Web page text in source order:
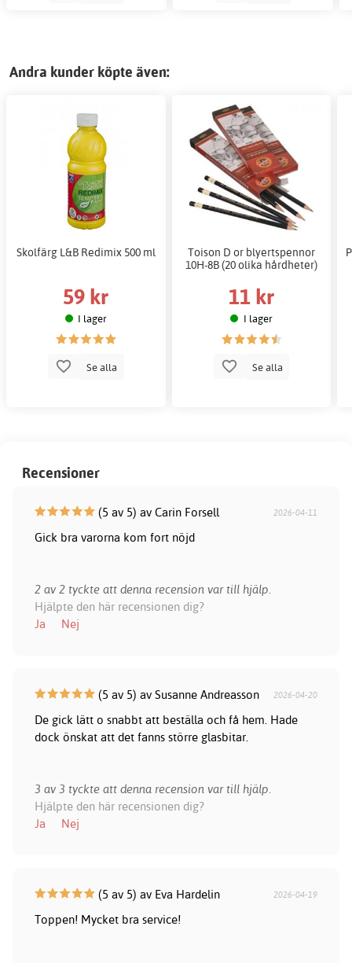
Andra kunder köpte även:
Skolfärg L&B Redimix 500 ml
59 kr
I lager
Se alla
Toison D or blyertspennor
10H-8B (20 olika hårdheter)
11 kr
I lager
Se alla
Recensioner
(5 av 5) av Carin Forsell 2026-04-11
Gick bra varorna kom fort nöjd
2 av 2 tyckte att denna recension var till hjälp.
Hjälpte den här recensionen dig?
Ja
Nej
(5 av 5) av Susanne Andreasson 2026-04-20
De gick lätt o snabbt att beställa och få hem. Hade
dock önskat att det fanns större glasbitar.
3 av 3 tyckte att denna recension var till hjälp.
Hjälpte den här recensionen dig?
Ja
Nej
(5 av 5) av Eva Hardelin 2026-04-19
Toppen! Mycket bra service!